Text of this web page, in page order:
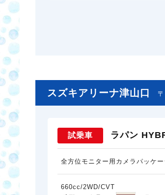
スズキアリーナ津山口
試乗車 ラパン
全方位モニター用カメラパッケ
660cc/2WD/CVT